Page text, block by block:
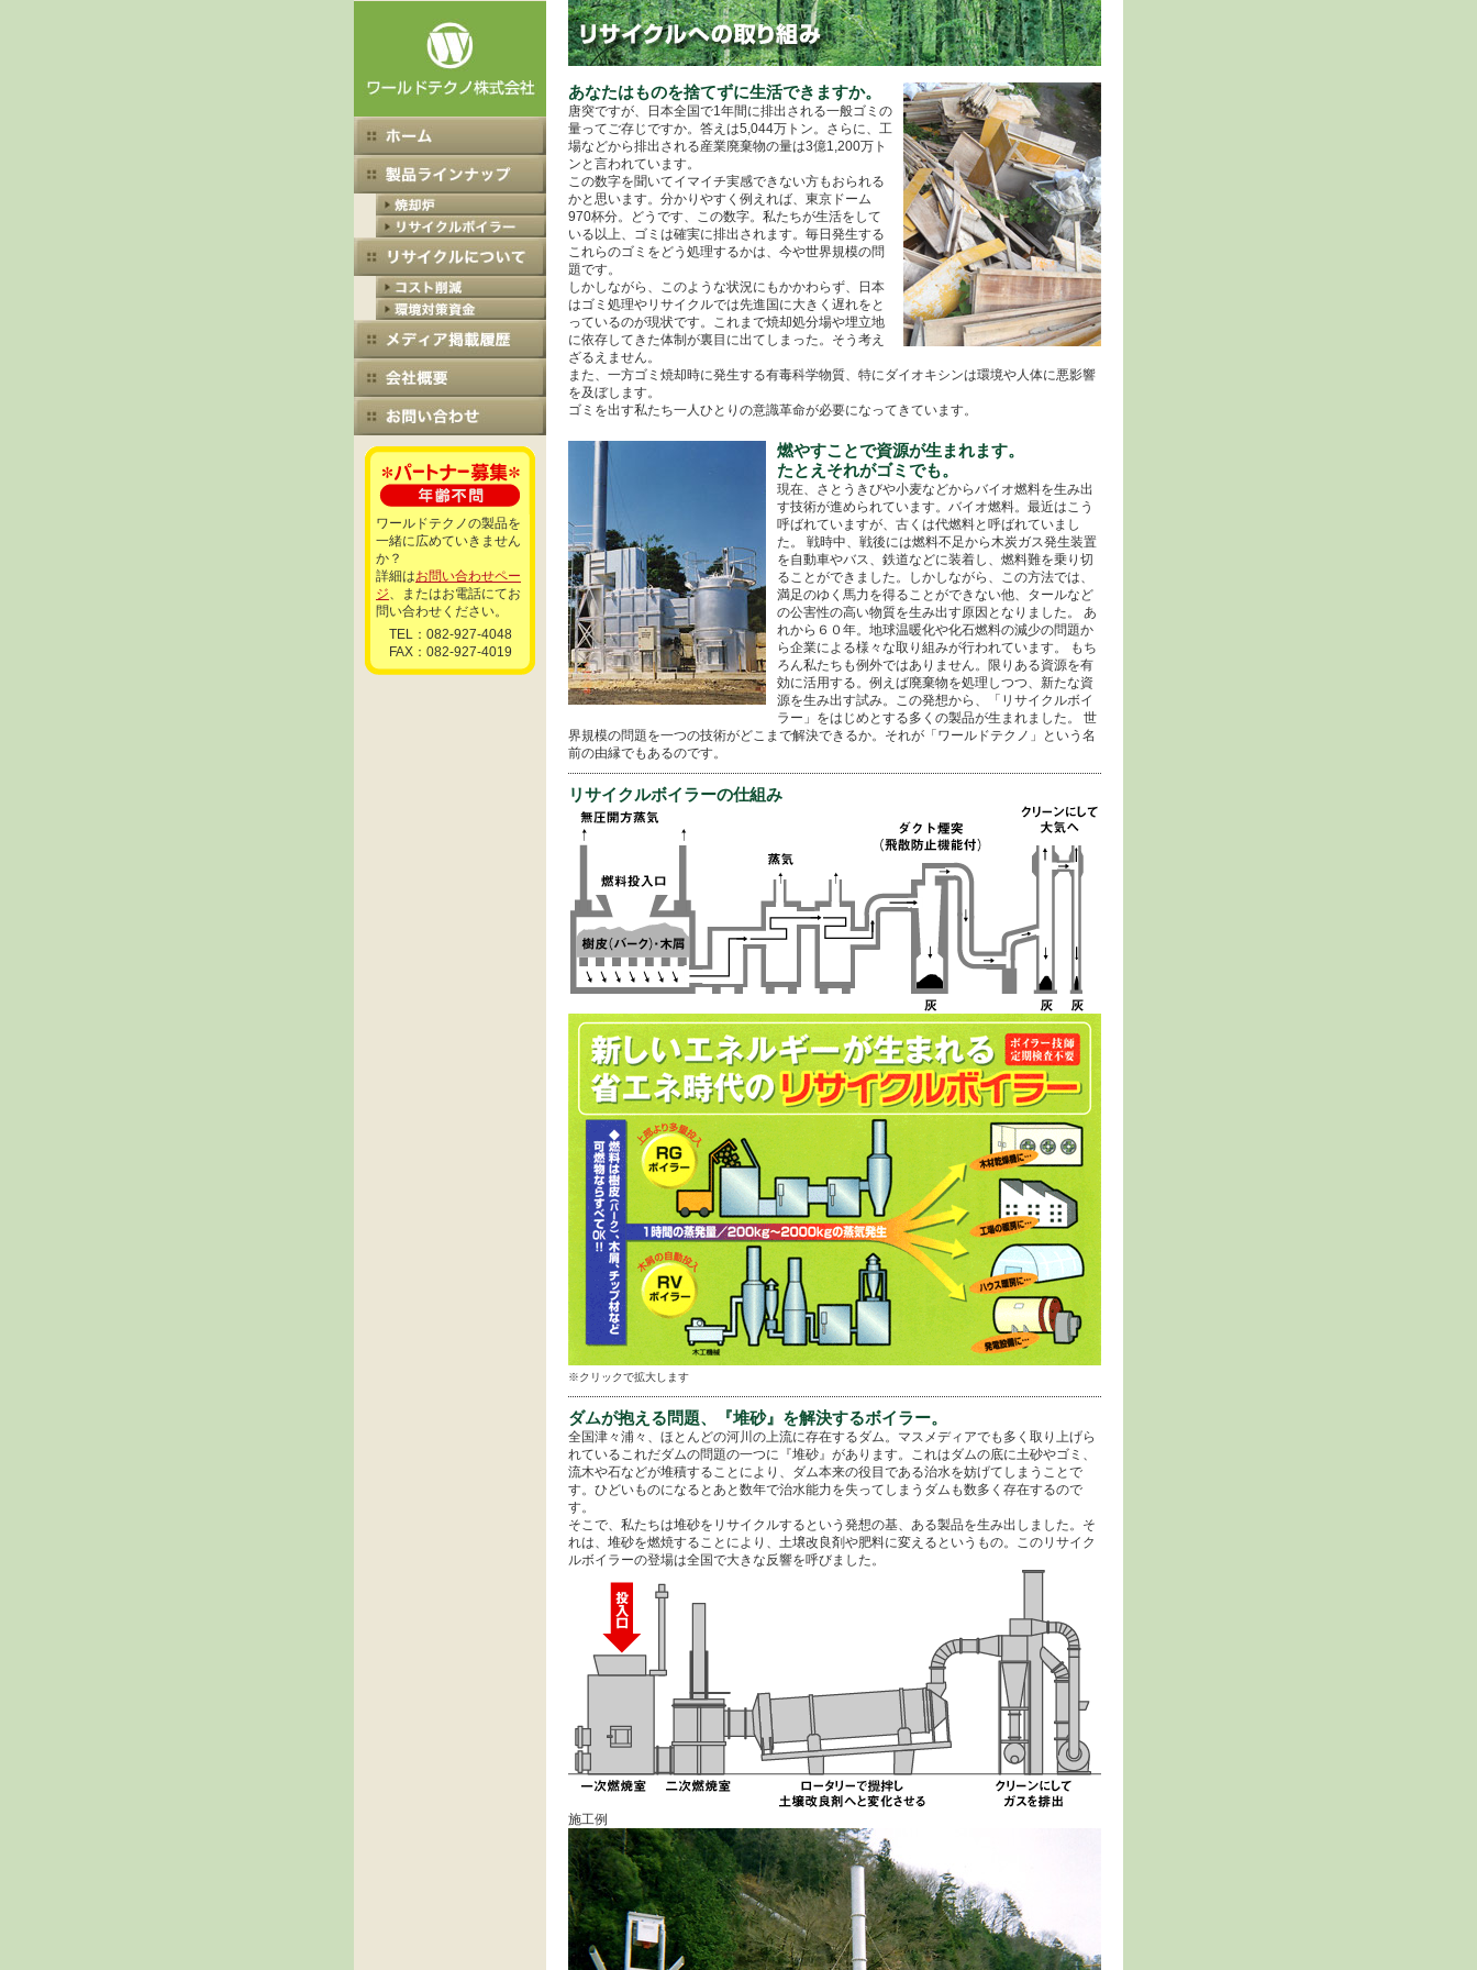
ワールドテクノの製品を
一緒に広めていきません
か？
詳細はお問い合わせペー
ジ、またはお電話にてお
問い合わせください。
TEL：082-927-4048
FAX：082-927-4019
あなたはものを捨てずに生活できますか。
唐突ですが、日本全国で1年間に排出される一般ゴミの
量ってご存じですか。答えは5,044万トン。さらに、工
場などから排出される産業廃棄物の量は3億1,200万ト
ンと言われています。
この数字を聞いてイマイチ実感できない方もおられる
かと思います。分かりやすく例えれば、東京ドーム
970杯分。どうです、この数字。私たちが生活をして
いる以上、ゴミは確実に排出されます。毎日発生する
これらのゴミをどう処理するかは、今や世界規模の問
題です。
しかしながら、このような状況にもかかわらず、日本
はゴミ処理やリサイクルでは先進国に大きく遅れをと
っているのが現状です。これまで焼却処分場や埋立地
に依存してきた体制が裏目に出てしまった。そう考え
ざるえません。
また、一方ゴミ焼却時に発生する有毒科学物質、特にダイオキシンは環境や人体に悪影響
を及ぼします。
ゴミを出す私たち一人ひとりの意識革命が必要になってきています。
燃やすことで資源が生まれます。
たとえそれがゴミでも。
現在、さとうきびや小麦などからバイオ燃料を生み出
す技術が進められています。バイオ燃料。最近はこう
呼ばれていますが、古くは代燃料と呼ばれていまし
た。 戦時中、戦後には燃料不足から木炭ガス発生装置
を自動車やバス、鉄道などに装着し、燃料難を乗り切
ることができました。しかしながら、この方法では、
満足のゆく馬力を得ることができない他、タールなど
の公害性の高い物質を生み出す原因となりました。 あ
れから６０年。地球温暖化や化石燃料の減少の問題か
ら企業による様々な取り組みが行われています。 もち
ろん私たちも例外ではありません。限りある資源を有
効に活用する。例えば廃棄物を処理しつつ、新たな資
源を生み出す試み。この発想から、「リサイクルボイ
ラー」をはじめとする多くの製品が生まれました。 世
界規模の問題を一つの技術がどこまで解決できるか。それが「ワールドテクノ」という名
前の由縁でもあるのです。
リサイクルボイラーの仕組み
※クリックで拡大します
ダムが抱える問題、『堆砂』を解決するボイラー。
全国津々浦々、ほとんどの河川の上流に存在するダム。マスメディアでも多く取り上げら
れているこれだダムの問題の一つに『堆砂』があります。これはダムの底に土砂やゴミ、
流木や石などが堆積することにより、ダム本来の役目である治水を妨げてしまうことで
す。ひどいものになるとあと数年で治水能力を失ってしまうダムも数多く存在するので
す。
そこで、私たちは堆砂をリサイクルするという発想の基、ある製品を生み出しました。そ
れは、堆砂を燃焼することにより、土壌改良剤や肥料に変えるというもの。このリサイク
ルボイラーの登場は全国で大きな反響を呼びました。
施工例